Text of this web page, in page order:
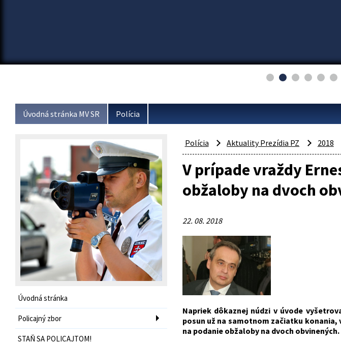
Úvodná stránka MV SR Polícia
Úvodná stránka
Policajný zbor
STAŇ SA POLICAJTOM!
Polícia Aktuality Prezídia PZ 2018
V prípade vraždy
obžaloby na dvoch
22. 08. 2018
Napriek dôkaznej núdzi v úvode
posun už na samotnom začiatku
na podanie obžaloby na dvoch